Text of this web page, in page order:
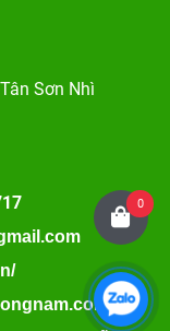
Sơn Nhì
0